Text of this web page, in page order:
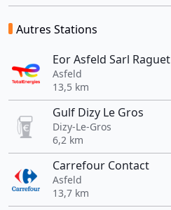
Autres Stations
Eor Asfeld Sarl Raguet
Asfeld
13,5 km
Gulf Dizy Le Gros
Dizy-Le-Gros
6,2 km
Carrefour Contact
Asfeld
13,7 km